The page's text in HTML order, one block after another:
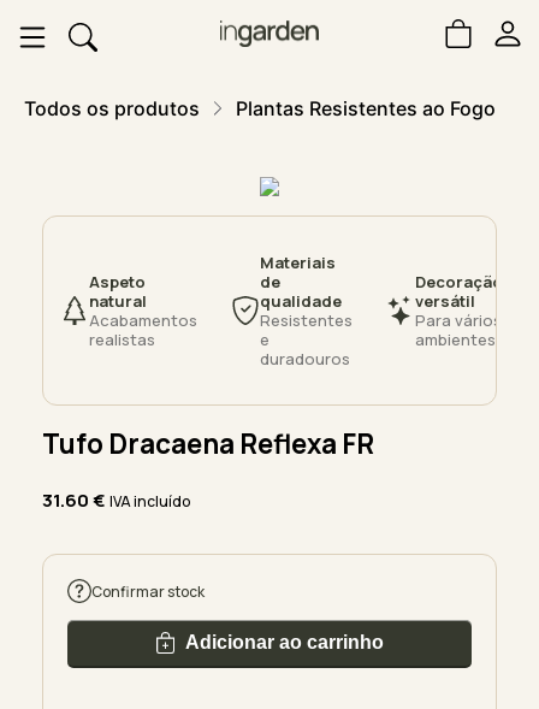
Todos os produtos Plantas Resistentes ao Fogo
Aspeto
natural
Acabamentos
realistas
Materiais
de
qualidade
Resistentes
e
duradouros
Decoração
versátil
Para vários
ambientes
Tufo Dracaena Reflexa FR
31.60€ IVA incluído
Confirmar stock
Adicionar ao carrinho